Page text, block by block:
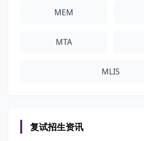
MEM
MTA
MLIS
复试招生资讯